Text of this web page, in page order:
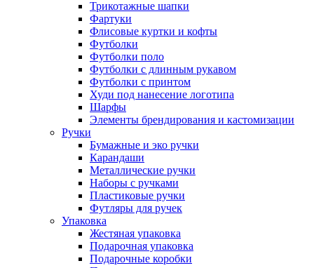
Трикотажные шапки
Фартуки
Флисовые куртки и кофты
Футболки
Футболки поло
Футболки с длинным рукавом
Футболки с принтом
Худи под нанесение логотипа
Шарфы
Элементы брендирования и кастомизации
Ручки
Бумажные и эко ручки
Карандаши
Металлические ручки
Наборы с ручками
Пластиковые ручки
Футляры для ручек
Упаковка
Жестяная упаковка
Подарочная упаковка
Подарочные коробки